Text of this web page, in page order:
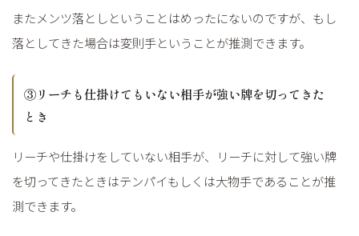
またメンツ落としということはめったにないのですが、もし
落としてきた場合は変則手ということが推測できます。
③リーチも仕掛けてもいない相手が強い牌を切ってきた
とき
リーチや仕掛けをしていない相手が、リーチに対して強い牌
を切ってきたときはテンパイもしくは大物手であることが推
測できます。